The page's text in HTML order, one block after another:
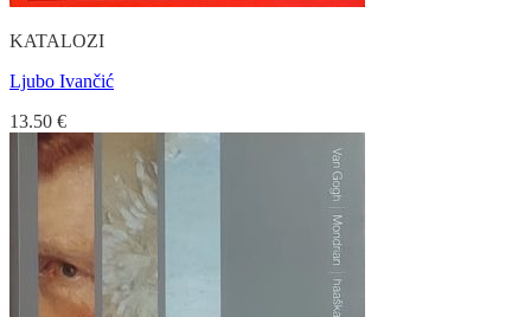
KATALOZI
Ljubo Ivančić
13.50 €